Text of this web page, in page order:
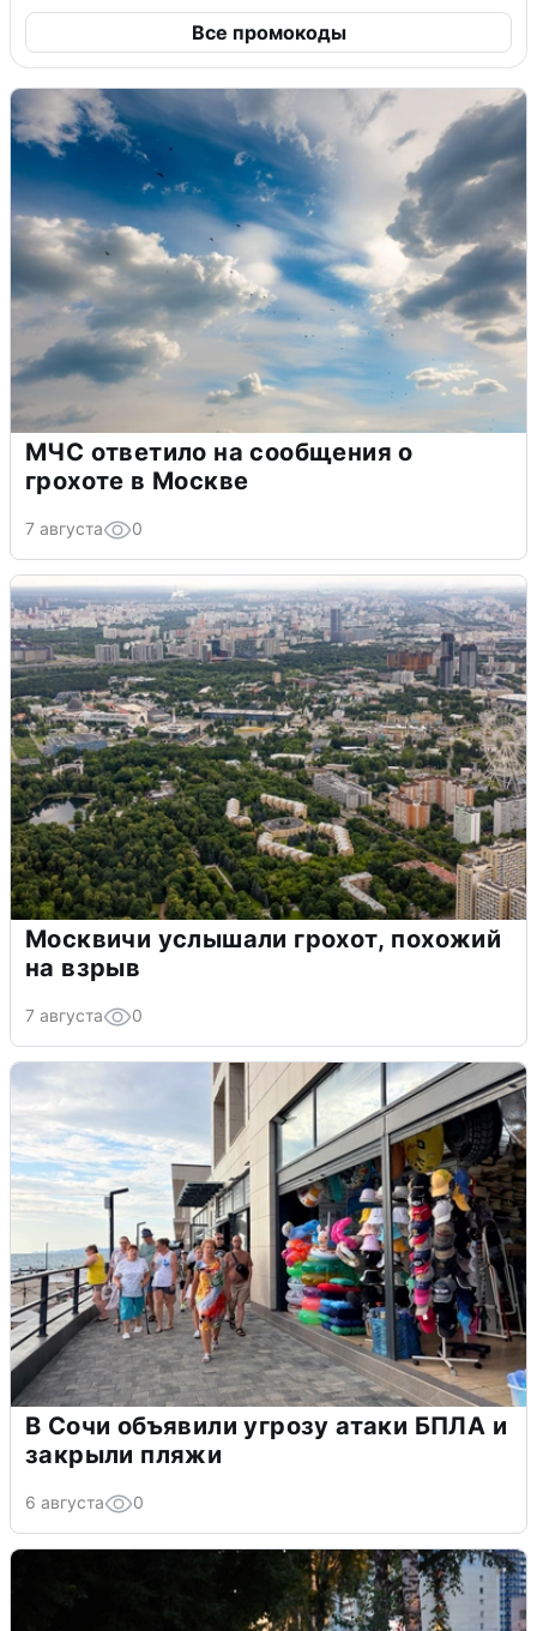
Все промокоды
МЧС ответило на сообщения о
грохоте в Москве
7 августа 0
Москвичи услышали грохот, похожий
на взрыв
7 августа 0
В Сочи объявили угрозу атаки БПЛА и
закрыли пляжи
6 августа 0